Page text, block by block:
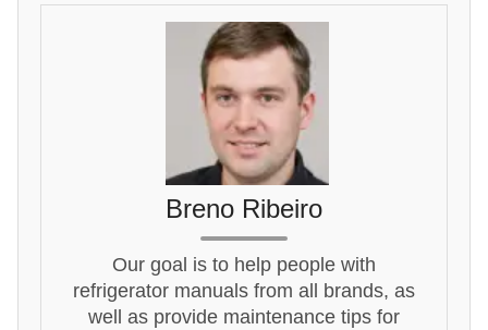
Breno Ribeiro
Our goal is to help people with
refrigerator manuals from all brands, as
well as provide maintenance tips for